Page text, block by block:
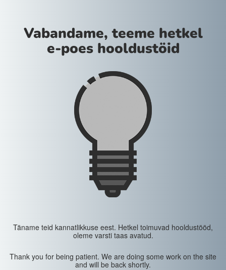
Vabandame, teeme hetkel
e-poes hooldustöid
Täname teid kannatlikkuse eest. Hetkel toimuvad hooldustööd,
oleme varsti taas avatud.
Thank you for being patient. We are doing some work on the site
and will be back shortly.